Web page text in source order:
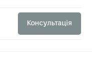
Консультація